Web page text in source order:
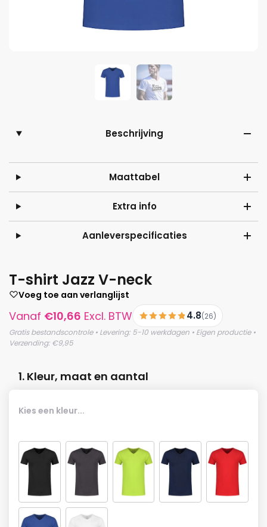
Beschrijving
Maattabel
Extra info
Aanleverspecificaties
T-shirt Jazz V-neck
Voeg toe aan verlanglijst
Vanaf €10,66 Excl. BTW 4.8(26)
Gratis bestandscontrole • Levering: 5-10 werkdagen • Eigen productie •
Verzending: €9,95
1. Kleur, maat en aantal
Kies een kleur...